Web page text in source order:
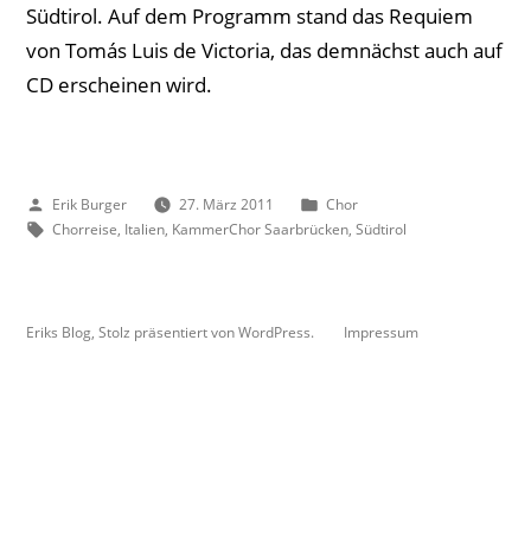
Südtirol. Auf dem Programm stand das Requiem
von Tomás Luis de Victoria, das demnächst auch auf
CD erscheinen wird.
Veröffentlicht
von
Erik Burger 27. März 2011
Veröffentlicht
unter
Chor
Schlagwörter:
Chorreise Italien, KammerChor Saarbrücken, Südtirol
Eriks Blog Stolz präsentiert von WordPress. Impressum